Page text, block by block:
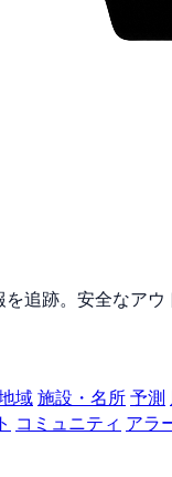
追跡。安全なアウ
域施設・名所予測
コミュニティ アラ